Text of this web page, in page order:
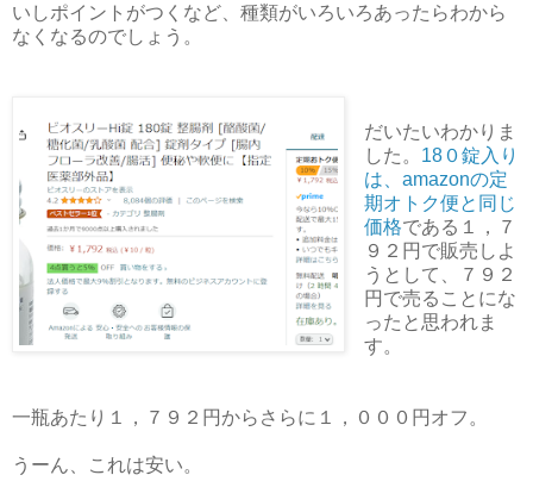
いしポイントがつくなど、種類がいろいろあったらわから
なくなるのでしょう。
だいたいわかりま
した。 18０錠入り
は、amazonの定
期オトク便と同じ
価格である１，７
９２円で販売しよ
うとして、７９２
円で売ることにな
ったと思われま
す。
一瓶あたり１，７９２円からさらに１，０００円オフ。
うーん、これは安い。